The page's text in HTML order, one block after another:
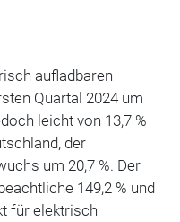
aufladbaren
Quartal 2024 um
leicht von 13,7 %
der
um 20,7 %. Der
149,2 % und
für elektrisch